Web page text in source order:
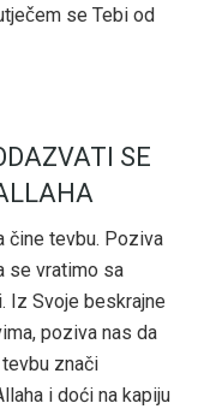
se Tebi od
SE
čine tevbu. Poziva
se vratimo sa
Iz Svoje beskrajne
poziva nas da
znači
i doći na kapiju